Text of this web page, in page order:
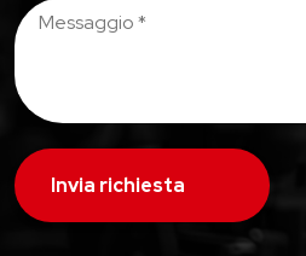
Invia richiesta